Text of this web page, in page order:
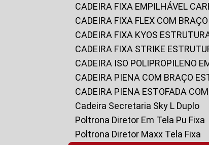
CADEIRA FIXA EMPILHÁVEL
CADEIRA FIXA FLEX COM
CADEIRA FIXA KYOS
CADEIRA FIXA STRIKE
CADEIRA ISO POLIPROPILENO
CADEIRA PIENA COM BRAÇO
CADEIRA PIENA ESTOFADA
Cadeira Secretaria Sky L Duplo
Poltrona Diretor Em Tela Pu Fixa
Poltrona Diretor Maxx Tela Fixa